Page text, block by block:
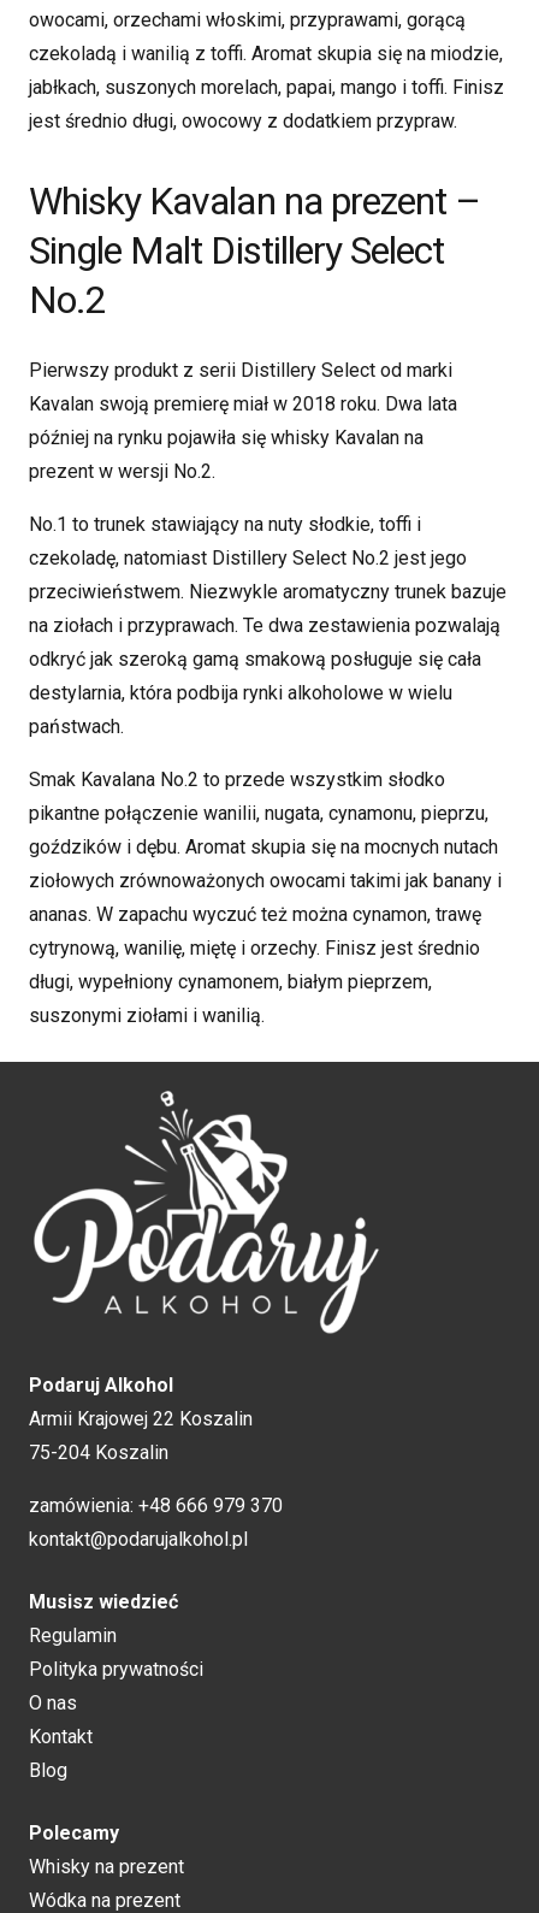
owocami, orzechami włoskimi, przyprawami, gorącą
czekoladą i wanilią z toffi. Aromat skupia się na miodzie,
jabłkach, suszonych morelach, papai, mango i toffi. Finisz
jest średnio długi, owocowy z dodatkiem przypraw.
Whisky Kavalan na prezent –
Single Malt Distillery Select
No.2
Pierwszy produkt z serii Distillery Select od marki
Kavalan swoją premierę miał w 2018 roku. Dwa lata
później na rynku pojawiła się whisky Kavalan na
prezent w wersji No.2.
No.1 to trunek stawiający na nuty słodkie, toffi i
czekoladę, natomiast Distillery Select No.2 jest jego
przeciwieństwem. Niezwykle aromatyczny trunek bazuje
na ziołach i przyprawach. Te dwa zestawienia pozwalają
odkryć jak szeroką gamą smakową posługuje się cała
destylarnia, która podbija rynki alkoholowe w wielu
państwach.
Smak Kavalana No.2 to przede wszystkim słodko
pikantne połączenie wanilii, nugata, cynamonu, pieprzu,
goździków i dębu. Aromat skupia się na mocnych nutach
ziołowych zrównoważonych owocami takimi jak banany i
ananas. W zapachu wyczuć też można cynamon, trawę
cytrynową, wanilię, miętę i orzechy. Finisz jest średnio
długi, wypełniony cynamonem, białym pieprzem,
suszonymi ziołami i wanilią.
Podaruj Alkohol
Armii Krajowej 22 Koszalin
75-204 Koszalin
zamówienia: +48 666 979 370
kontakt@podarujalkohol.pl
Musisz wiedzieć
Regulamin
Polityka prywatności
O nas
Kontakt
Blog
Polecamy
Whisky na prezent
Wódka na prezent